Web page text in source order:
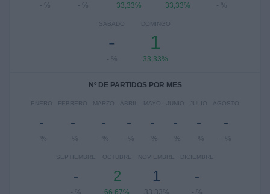
- % - % 33,33% 33,33% - %
SÁBADO
-
- %
DOMINGO
1
33,33%
Nº DE PARTIDOS POR MES
ENERO
-
- %
FEBRERO
-
- %
MARZO
-
- %
ABRIL
-
- %
MAYO
-
- %
JUNIO
-
- %
JULIO
-
- %
AGOSTO
-
- %
SEPTIEMBRE
-
- %
OCTUBRE
2
66,67%
NOVIEMBRE
1
33,33%
DICIEMBRE
-
- %